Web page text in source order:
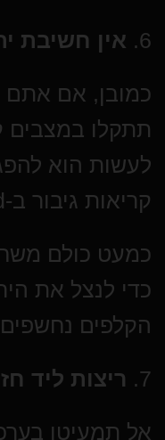
6. אין חשיבת
תתקלו במצבים
לעשות הוא
קריאות גיבור ב-PLO6 Double Board.
כמעט כולם
כדי לנצל את
הקלפים
7. ריצות ליד